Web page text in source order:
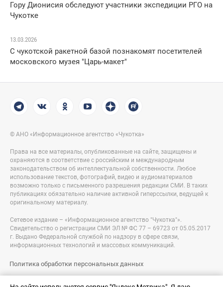
Гору Дионисия обследуют участники экспедиции РГО на
Чукотке
13.03.2026
С чукотской ракетной базой познакомят посетителей
московского музея "Царь-макет"
© АНО «Информационное агентство «Чукотка»
Права на все материалы, опубликованные на сайте, защищены и
охраняются в соответствие с российским и международным
законодательством об интеллектуальной собственности. Любое
использование текстов, фотографий, видео и аудиоматериалов
возможно только с письменного разрешения редакции СМИ. В таких
публикациях обязательно наличие активной гиперссылки, ведущей к
оригинальному материалу.
Сетевое издание – «Информационное агентство "Чукотка"».
Свидетельство о регистрации СМИ ЭЛ № ФС 77 – 69723 от 05.05.2017
г. Выдано Федеральной службой по надзору в сфере связи,
информационных технологий и массовых коммуникаций.
Политика обработки персональных данных